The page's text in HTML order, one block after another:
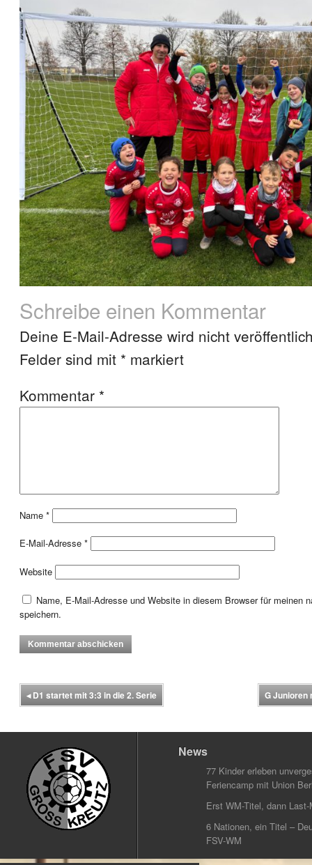
Schreibe einen Kommentar
Deine E-Mail-Adresse wird nicht
Felder sind mit * markiert
Kommentar *
Name *
E-Mail-Adresse *
Website
Name, E-Mail-Adresse und Website in diesem Browser für meinen
speichern.
◂D1 startet mit 3:3 in die 2. Serie G Junioren
News
77 Kinder erleben
Feriencamp mit Union
Erst WM-Titel, dann
6 Nationen, ein Titel –
FSV-WM